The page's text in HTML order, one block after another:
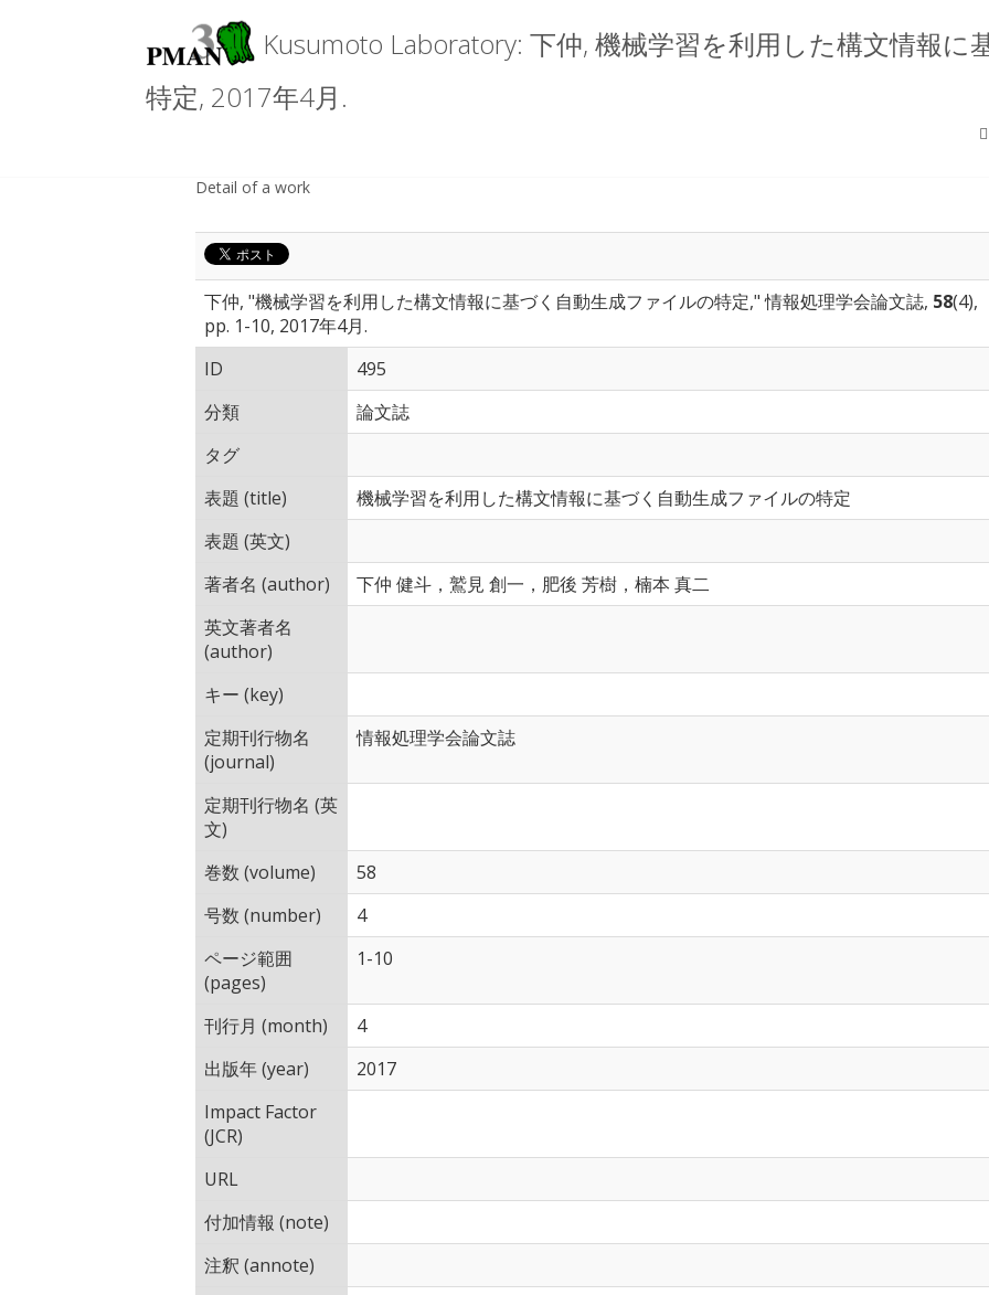
Kusumoto Laboratory: 下仲, 機械学習を利用した構文情報に
特定, 2017年4月.
Detail of a work
下仲, "機械学習を利用した構文情報に基づく自動生成ファイルの特定," 情報処理学会論文誌, 58(4),
pp. 1-10, 2017年4月.
ID
495
分類
論文誌
タグ
表題 (title)
機械学習を利用した構文情報に基づく自動生成ファイルの特定
表題 (英文)
著者名 (author)
下仲 健斗，鷲見 創一，肥後 芳樹，楠本 真二
英文著者名
(author)
キー (key)
定期刊行物名
(journal)
情報処理学会論文誌
定期刊行物名 (英
文)
巻数 (volume)
58
号数 (number)
4
ページ範囲
(pages)
1-10
刊行月 (month)
4
出版年 (year)
2017
Impact Factor
(JCR)
URL
付加情報 (note)
注釈 (annote)